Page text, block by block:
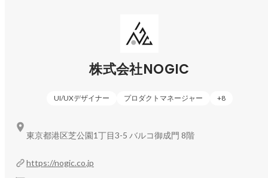
株式会社NOGIC
UI/UXデザイナー プロダクトマネージャー +8
https://nogic.co.jp
東京都港区芝公園1丁目3-5 バルコ御成門 8階